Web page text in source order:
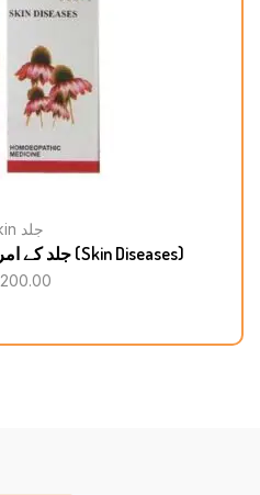
Skin جلد
Kent No 18 Drops جلد کے امراض (Skin Diseases)
200.00